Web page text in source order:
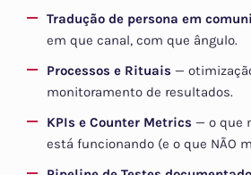
Tradução de persona em
em que canal, com que ângulo.
Processos e Rituais —
monitoramento de resultados.
KPIs e Counter Metrics — o que
está funcionando (e o que NÃO